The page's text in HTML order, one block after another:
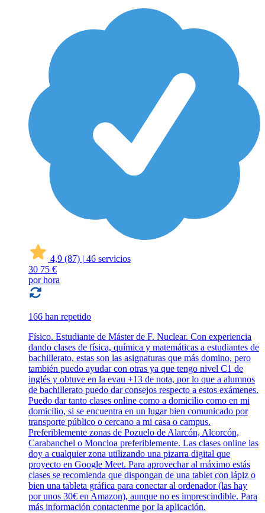
4,9 (87) | 46 servicios
30 75 €
por hora
166 han repetido
Físico. Estudiante de Máster de F. Nuclear. Con experiencia
dando clases de física, química y matemáticas a estudiantes de
bachillerato, estas son las asignaturas que más domino, pero
también puedo ayudar con otras ya que tengo nivel C1 de
inglés y obtuve en la evau +13 de nota, por lo que a alumnos
de bachillerato puedo dar consejos respecto a estos exámenes.
Puedo dar tanto clases online como a domicilio como en mi
domicilio, si se encuentra en un lugar bien comunicado por
transporte público o cercano a mi casa o campus.
Preferiblemente zonas de Pozuelo de Alarcón, Alcorcón,
Carabanchel o Moncloa preferiblemente. Las clases online las
doy a cualquier zona utilizando una pizarra digital que
proyecto en Google Meet. Para aprovechar al máximo estás
clases se recomienda que dispongan de una tablet con lápiz o
bien una tableta gráfica para conectar al ordenador (las hay
por unos 30€ en Amazon), aunque no es imprescindible. Para
más información contactenme por la aplicación.